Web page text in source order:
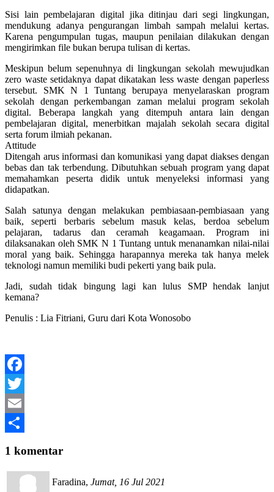
Sisi lain pembelajaran digital jika ditinjau dari segi lingkungan,
mendukung adanya pengurangan limbah sampah melalui kertas.
Karena pengumpulan tugas, maupun penilaian dilakukan dengan
mengirimkan file bukan berupa tulisan di kertas.
Meskipun belum sepenuhnya di lingkungan sekolah mewujudkan
zero waste setidaknya dapat dikatakan less waste dengan paperless
tersebut. SMK N 1 Tuntang berupaya menyelaraskan program
sekolah dengan perkembangan zaman melalui program sekolah
digital. Beberapa langkah yang ditempuh antara lain dengan
pembelajaran digital, menerbitkan majalah sekolah secara digital
serta forum ilmiah pekanan.
Attitude
Ditengah arus informasi dan komunikasi yang dapat diakses dengan
bebas dan tak terbendung. Dibutuhkan sebuah program yang dapat
memahamkan peserta didik untuk menyeleksi informasi yang
didapatkan.
Salah satunya dengan melakukan pembiasaan-pembiasaan yang
baik, seperti berbaris sebelum masuk kelas, berdoa sebelum
pelajaran, tadarus dan ceramah keagamaan. Program ini
dilaksanakan oleh SMK N 1 Tuntang untuk menanamkan nilai-nilai
moral yang baik. Sehingga harapannya mereka tak hanya melek
teknologi namun memiliki budi pekerti yang baik pula.
Jadi, sudah tidak bingung lagi kan lulus SMP hendak lanjut
kemana?
Penulis : Lia Fitriani, Guru dari Kota Wonosobo
Facebook
Twitter
Email
1 komentar
Faradina, Jumat, 16 Jul 2021